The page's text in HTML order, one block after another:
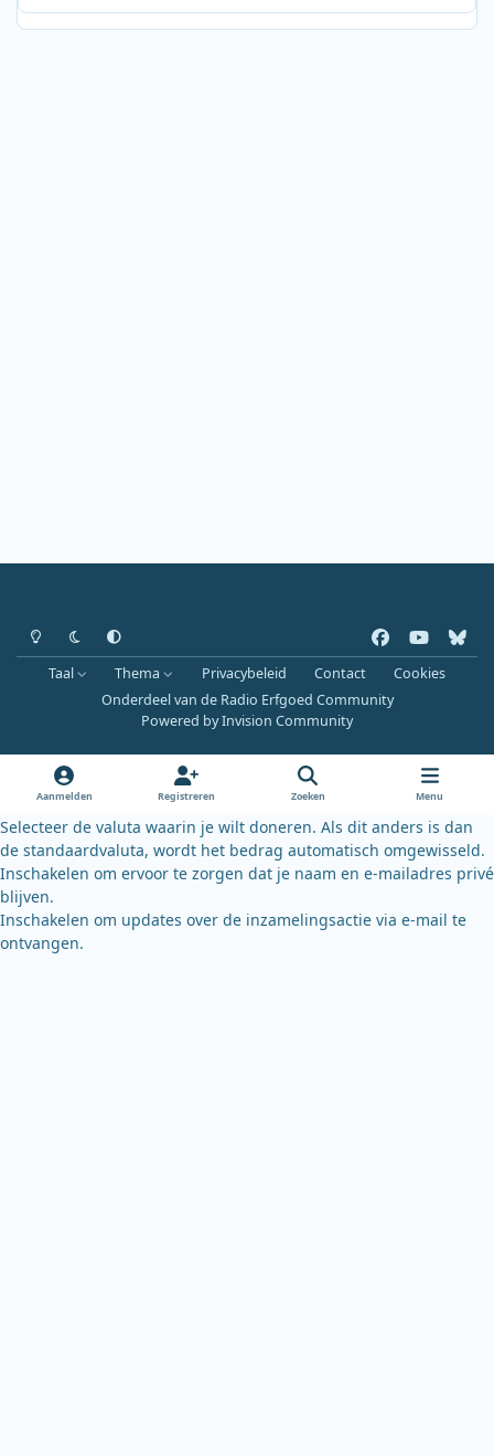
Heldere modus
Donkere modus
Systeemvoorkeur
a
c
e
k
o
u
b
l
u
k
y
Taal Thema Privacybeleid Contact
Cookies
Onderdeel van de Radio Erfgoed Community
Powered byInvision Community
Aanmelden Registreren Zoeken Menu
Selecteer de valuta waarin je wilt doneren. Als dit anders is dan
de standaardvaluta, wordt het bedrag automatisch omgewisseld.
Inschakelen om ervoor te zorgen dat je naam en e-mailadres privé
blijven.
Inschakelen om updates over de inzamelingsactie via e-mail te
ontvangen.